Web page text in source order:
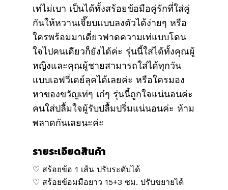
เท่ไม่เบา เป็นได้ทั้งสร้อยข้อมือคู่รักที่ใส่คู่
กันให้หวานเจี๊ยบแบบลงตัวได้ง่ายๆ หรือ
ใครพร้อมมาเดี่ยวฟาดความเท่แบบโดน
ใจไปคนเดียวก็ยังได้ค่ะ รุ่นนี้ใส่ได้ทั้งคุณผู้
หญิงและคุณผู้ชายสามารถใส่ได้ทุกวัน
แบบเอฟวี่เดย์ลุคได้เลยค่ะ หรือใครมอง
หาของขวัญเท่ๆ เก๋ๆ รุ่นนี้ถูกใจแน่นอนค่ะ
คนใส่ปลื้มใจผู้รับปลื้มปริ่มแน่นอนค่ะ ห้าม
พลาดกันเลยนะค่ะ
รายระเอียดสินค้า
♡ สร้อยข้อ 1 เส้น ปรับระดับได้
♡ สร้อยข้อมมือยาว 15+3 ซม. ปรับขยายได้